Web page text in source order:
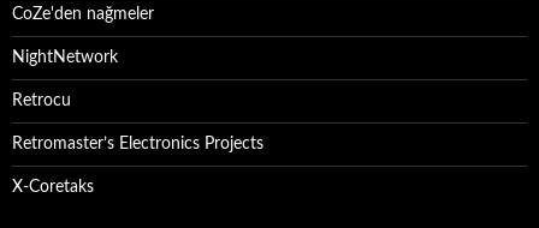
CoZe'den nağmeler
NightNetwork
Retrocu
Retromaster’s Electronics Projects
X-Coretaks